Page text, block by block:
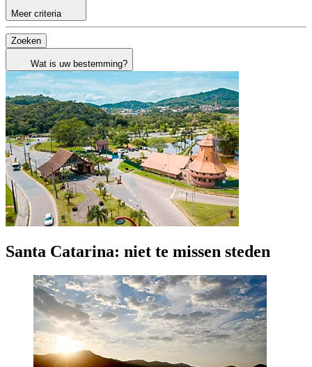
Meer criteria
Zoeken
Wat is uw bestemming?
Santa Catarina: niet te missen steden